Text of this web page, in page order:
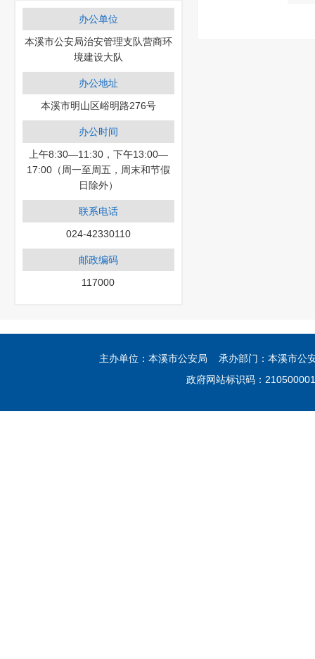
办公单位
本溪市公安局治安管理支队营商环
境建设大队
办公地址
本溪市明山区峪明路276号
办公时间
上午8:30—11:30，下午13:00—
17:00（周一至周五，周末和节假
日除外）
联系电话
024-42330110
邮政编码
117000
主办单位：本溪市公安局 承办部门：本溪市
政府网站标识码：